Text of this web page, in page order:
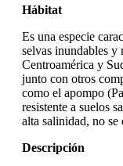
Hábitat
Es una especie
selvas inundables y
Centroamérica y
junto con otros
como el apompo
resistente a suelos
alta salinidad, no se
Descripción